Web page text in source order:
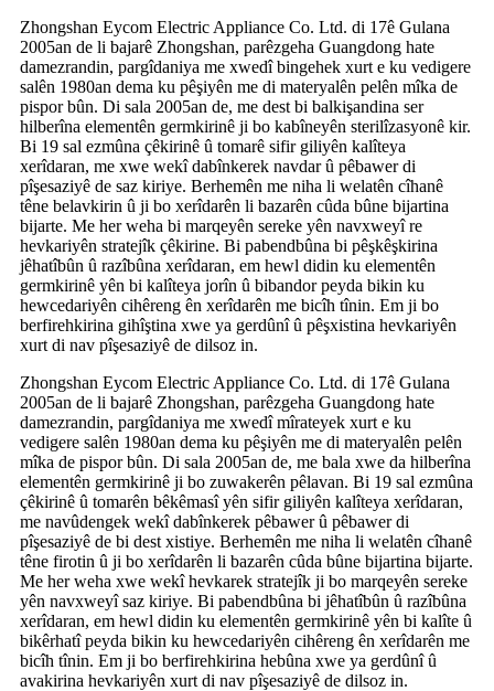
Zhongshan Eycom Electric Appliance Co. Ltd. di 17ê Gulana
2005an de li bajarê Zhongshan, parêzgeha Guangdong hate
damezrandin, pargîdaniya me xwedî bingehek xurt e ku vedigere
salên 1980an dema ku pêşiyên me di materyalên pelên mîka de
pispor bûn. Di sala 2005an de, me dest bi balkişandina ser
hilberîna elementên germkirinê ji bo kabîneyên sterilîzasyonê kir.
Bi 19 sal ezmûna çêkirinê û tomarê sifir giliyên kalîteya
xerîdaran, me xwe wekî dabînkerek navdar û pêbawer di
pîşesaziyê de saz kiriye. Berhemên me niha li welatên cîhanê
têne belavkirin û ji bo xerîdarên li bazarên cûda bûne bijartina
bijarte. Me her weha bi marqeyên sereke yên navxweyî re
hevkariyên stratejîk çêkirine. Bi pabendbûna bi pêşkêşkirina
jêhatîbûn û razîbûna xerîdaran, em hewl didin ku elementên
germkirinê yên bi kalîteya jorîn û bibandor peyda bikin ku
hewcedariyên cihêreng ên xerîdarên me bicîh tînin. Em ji bo
berfirehkirina gihîştina xwe ya gerdûnî û pêşxistina hevkariyên
xurt di nav pîşesaziyê de dilsoz in.
Zhongshan Eycom Electric Appliance Co. Ltd. di 17ê Gulana
2005an de li bajarê Zhongshan, parêzgeha Guangdong hate
damezrandin, pargîdaniya me xwedî mîrateyek xurt e ku
vedigere salên 1980an dema ku pêşiyên me di materyalên pelên
mîka de pispor bûn. Di sala 2005an de, me bala xwe da hilberîna
elementên germkirinê ji bo zuwakerên pêlavan. Bi 19 sal ezmûna
çêkirinê û tomarên bêkêmasî yên sifir giliyên kalîteya xerîdaran,
me navûdengek wekî dabînkerek pêbawer û pêbawer di
pîşesaziyê de bi dest xistiye. Berhemên me niha li welatên cîhanê
têne firotin û ji bo xerîdarên li bazarên cûda bûne bijartina bijarte.
Me her weha xwe wekî hevkarek stratejîk ji bo marqeyên sereke
yên navxweyî saz kiriye. Bi pabendbûna bi jêhatîbûn û razîbûna
xerîdaran, em hewl didin ku elementên germkirinê yên bi kalîte û
bikêrhatî peyda bikin ku hewcedariyên cihêreng ên xerîdarên me
bicîh tînin. Em ji bo berfirehkirina hebûna xwe ya gerdûnî û
avakirina hevkariyên xurt di nav pîşesaziyê de dilsoz in.